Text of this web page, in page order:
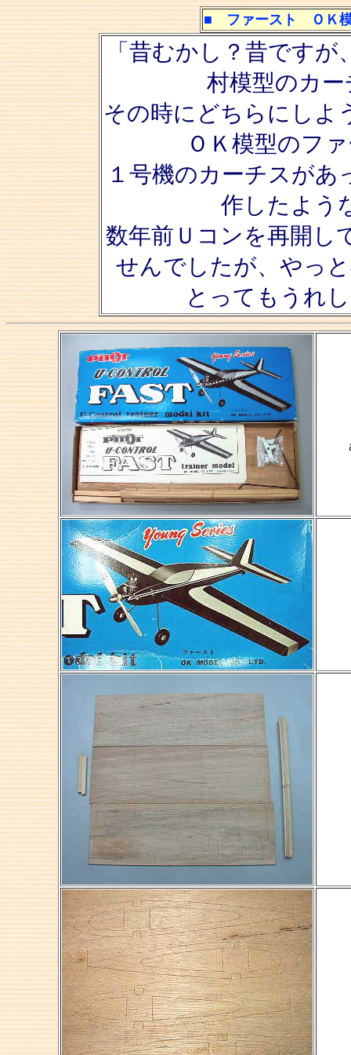
■ ファースト ＯＫ
「昔むかし？昔です
村模型のカ
その時にどちらにしよ
ＯＫ模型のフ
１号機のカーチスがあ
作したよう
数年前Ｕコンを再開し
せんでしたが、やっ
とってもうれ